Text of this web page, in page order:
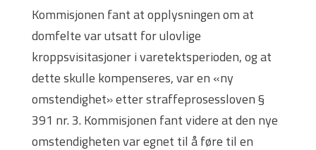
Kommisjonen fant at opplysningen om at
domfelte var utsatt for ulovlige
kroppsvisitasjoner i varetektsperioden, og at
dette skulle kompenseres, var en «ny
omstendighet» etter straffeprosessloven §
391 nr. 3. Kommisjonen fant videre at den nye
omstendigheten var egnet til å føre til en